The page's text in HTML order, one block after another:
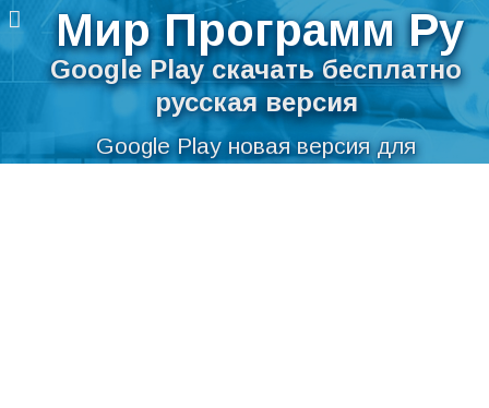
Мир Программ Ру
Google Play скачать бесплатно
русская версия
Google Play новая версия для
компьютера